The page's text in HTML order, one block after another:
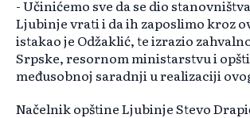
- Učinićemo sve da se dio
Ljubinje vrati i da ih zaposlimo kroz
istakao je Odžaklić, te izrazio
Srpske, resornom ministarstvu i
međusobnoj saradnji u realizaciji
Načelnik opštine Ljubinje Stevo